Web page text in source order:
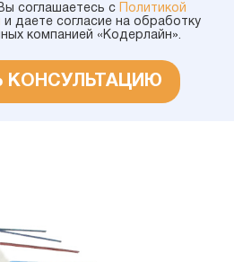
соглашаетесь с
Политикой
и даете согласие на обработку
компанией «Кодерлайн».
КОНСУЛЬТАЦИЮ